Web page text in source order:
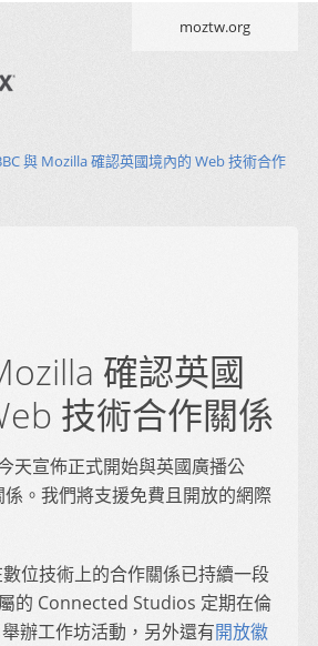
moztw.org
與 Mozilla 確認英國境內的 Web 技術合作
確認英國
技術合作關係
天宣佈正式開始與英國廣播公
係。我們將支援免費且開放的網際
位技術上的合作關係已持續一段
的 Connected Studios 定期在倫
辦工作坊活動，另外還有開放徽